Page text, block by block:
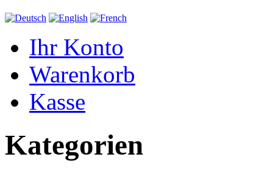
Ihr Konto
Warenkorb
Kasse
Kategorien